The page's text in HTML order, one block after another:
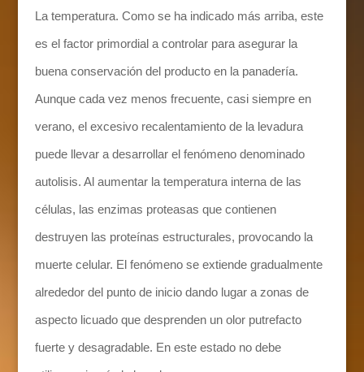
La temperatura. Como se ha indicado más arriba, este
es el factor primordial a controlar para asegurar la
buena conservación del producto en la panadería.
Aunque cada vez menos frecuente, casi siempre en
verano, el excesivo recalentamiento de la levadura
puede llevar a desarrollar el fenómeno denominado
autolisis. Al aumentar la temperatura interna de las
células, las enzimas proteasas que contienen
destruyen las proteínas estructurales, provocando la
muerte celular. El fenómeno se extiende gradualmente
alrededor del punto de inicio dando lugar a zonas de
aspecto licuado que desprenden un olor putrefacto
fuerte y desagradable. En este estado no debe